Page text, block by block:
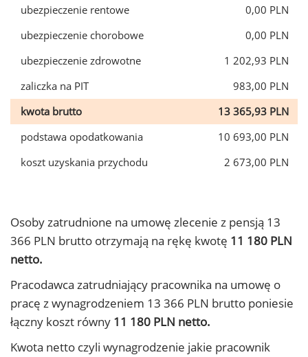
ubezpieczenie rentowe
0,00 PLN
ubezpieczenie chorobowe
0,00 PLN
ubezpieczenie zdrowotne
1 202,93 PLN
zaliczka na PIT
983,00 PLN
kwota brutto
13 365,93 PLN
podstawa opodatkowania
10 693,00 PLN
koszt uzyskania przychodu
2 673,00 PLN
Osoby zatrudnione na umowę zlecenie z pensją 13
366 PLN brutto otrzymają na rękę kwotę 11 180 PLN
netto.
Pracodawca zatrudniający pracownika na umowę o
pracę z wynagrodzeniem 13 366 PLN brutto poniesie
łączny koszt równy 11 180 PLN netto.
Kwota netto czyli wynagrodzenie jakie pracownik